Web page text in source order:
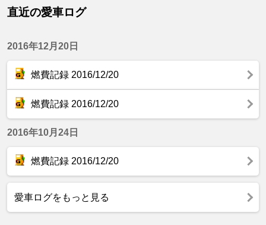
直近の愛車ログ
2016年12月20日
燃費記録 2016/12/20
燃費記録 2016/12/20
2016年10月24日
燃費記録 2016/12/20
愛車ログをもっと見る